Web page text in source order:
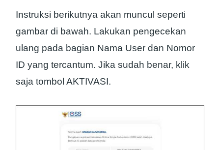
Instruksi berikutnya akan muncul seperti
gambar di bawah. Lakukan pengecekan
ulang pada bagian Nama User dan Nomor
ID yang tercantum. Jika sudah benar, klik
saja tombol AKTIVASI.